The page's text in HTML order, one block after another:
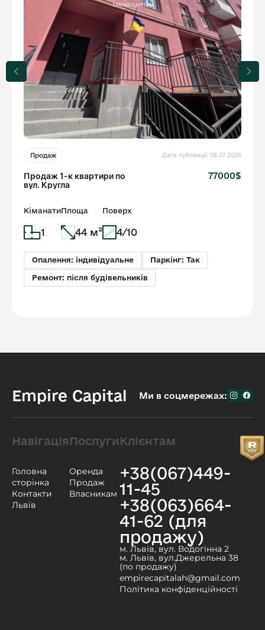
Продаж Дата публікації: 06.07.2026
Продаж 1-к квартири по
вул. Кругла
77000$
Кіманати
1
Площа
44 м²
Поверх
4/10
Опалення: індивідуальне Паркінг: Так
Ремонт: після будівельників
Empire Capital Ми в соцмережах:
Навігація
Головна
сторінка
Контакти
Львів
Послуги
Оренда
Продаж
Власникам
Клієнтам
+38(067)449-
11-45
+38(063)664-
41-62 (для
продажу)
м. Львів, вул. Водогінна 2
м. Львів, вул.Джерельна 38
(по продажу)
empirecapitalah@gmail.com
Політика конфіденційності